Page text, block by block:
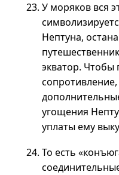
У моряков вся
Нептуна,
экватор. Чтобы
угощения
уплаты ему
То есть